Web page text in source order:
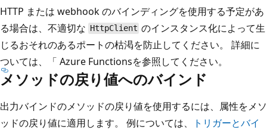
HTTP または webhook のバインディングを使用する予定があ
る場合は、不適切な HttpClient のインスタンス化によって生
じるおそれのあるポートの枯渇を防止してください。 詳細に
ついては、「 Azure Functionsを参照してください。
メソッドの戻り値へのバインド
出力バインドのメソッドの戻り値を使用するには、属性をメソ
ッドの戻り値に適用します。 例については、
トリガーとバイ